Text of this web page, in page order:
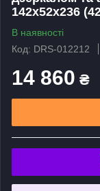
142х52х236
В наявності
Код: DRS-012212
14 860 ₴